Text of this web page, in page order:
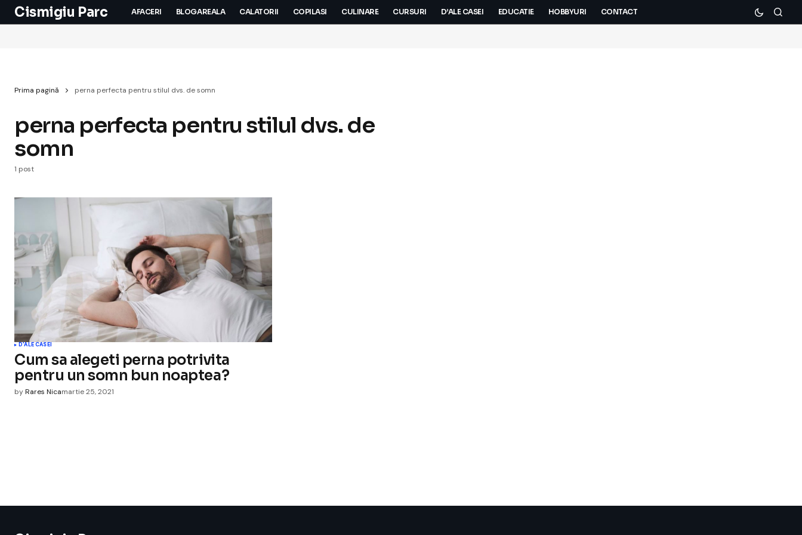
Cismigiu Parc AFACERI BLOGAREALA CALATORII COPILASI CULINARE CURSURI D’ALE CASEI EDUCATIE HOBBYURI CONTACT
Prima pagină perna perfecta pentru stilul dvs. de somn
perna perfecta pentru stilul dvs. de
somn
1 post
D'ALE CASEI
Cum sa alegeti perna potrivita
pentru un somn bun noaptea?
byRares Nicamartie 25, 2021